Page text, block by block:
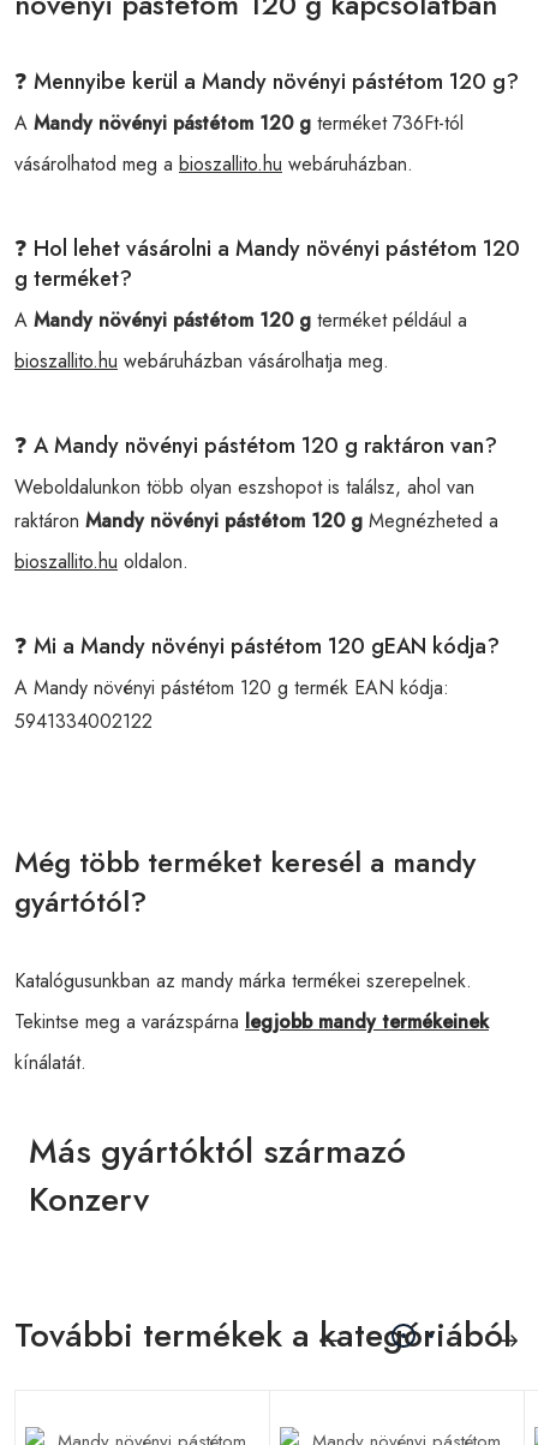
❓ Mennyibe kerül a Mandy növényi pástétom 120 g?
A Mandy növényi pástétom 120 g terméket 736Ft-tól
vásárolhatod meg a bioszallito.hu webáruházban.
❓ Hol lehet vásárolni a Mandy növényi pástétom 120
g terméket?
A Mandy növényi pástétom 120 g terméket például a
bioszallito.hu webáruházban vásárolhatja meg.
❓ A Mandy növényi pástétom 120 g raktáron van?
Weboldalunkon több olyan eszshopot is találsz, ahol van
raktáron Mandy növényi pástétom 120 g Megnézheted a
bioszallito.hu oldalon.
❓ Mi a Mandy növényi pástétom 120 gEAN kódja?
A Mandy növényi pástétom 120 g termék EAN kódja:
5941334002122
Még több terméket keresél a mandy
gyártótól?
Katalógusunkban az mandy márka termékei szerepelnek.
Tekintse meg a varázspárna legjobb mandy termékeinek
kínálatát.
Más gyártóktól származó
Konzerv
További termékek a kategóriából